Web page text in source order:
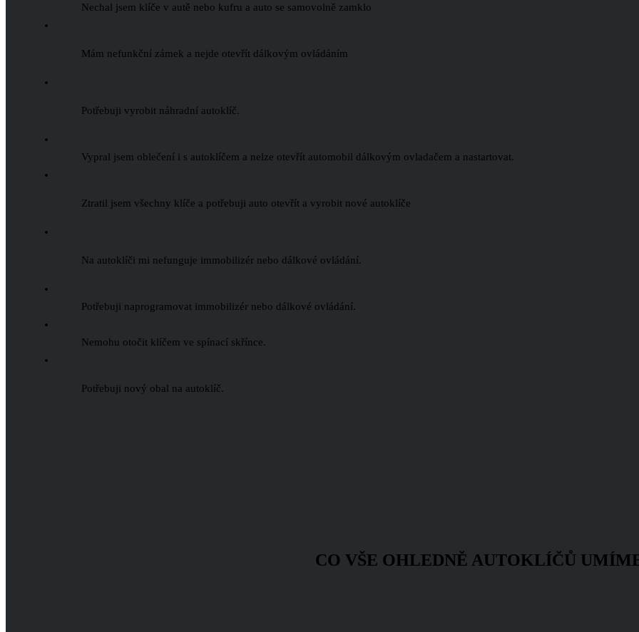
Nechal jsem klíče v autě nebo kufru a auto se samovolně zamklo
Mám nefunkční zámek a nejde otevřít dálkovým ovládáním
Potřebuji vyrobit náhradní autoklíč.
Vypral jsem oblečení i s autoklíčem a nelze otevřít automobil dálkovým ovladačem a nastartovat.
Ztratil jsem všechny klíče a potřebuji auto otevřít a vyrobit nové autoklíče
Na autoklíči mi nefunguje immobilizér nebo dálkové ovládání.
Potřebuji naprogramovat immobilizér nebo dálkové ovládání.
Nemohu otočit klíčem ve spínací skřínce.
Potřebuji nový obal na autoklíč.
CO VŠE OHLEDNĚ AUTOKLÍČŮ